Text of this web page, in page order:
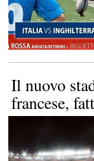
Il nuovo
francese,